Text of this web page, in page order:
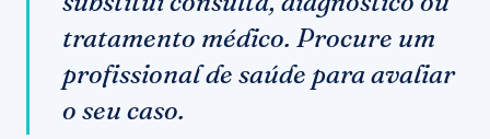
tratamento médico. Procure um
profissional de saúde para avaliar
o seu caso.